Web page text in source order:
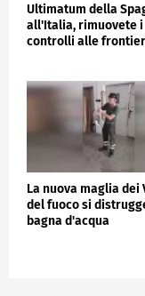
Ultimatum della
all'Italia, rimuovete i
controlli alle
La nuova maglia dei
del fuoco si
bagna d'acqua